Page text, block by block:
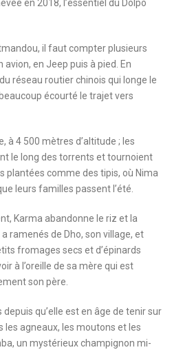
en 2018, l’essentiel du Dolpo
il faut compter plusieurs
avion, en Jeep puis à pied. En
réseau routier chinois qui longe le
écourté le trajet vers
à 4 500 mètres d’altitude ; les
le long des torrents et tournoient
plantées comme des tipis, où Nima
leurs familles passent l’été.
Karma abandonne le riz et la
a ramenés de Dho, son village, et
fromages secs et d’épinards
à l’oreille de sa mère qui est
son père.
qu’elle est en âge de tenir sur
les agneaux, les moutons et les
un mystérieux champignon mi-